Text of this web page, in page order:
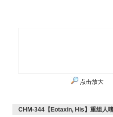
点击放大
CHM-344【Eotaxin, His】重组人